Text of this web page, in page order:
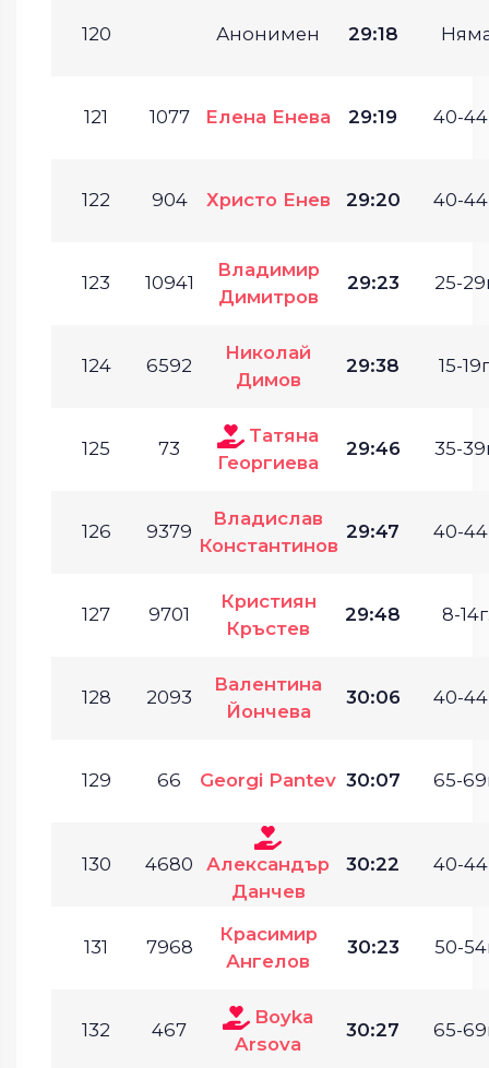
120 Анонимен 29:18
121 1077 Елена Енева 29:19 40-
122 904 Христо Енев 29:20 40-
123 10941
Владимир
Димитров
29:23 25-
124 6592
Николай
Димов
29:38 15-
125 73
Татяна
Георгиева
29:46 35-
126 9379
Владислав
Константинов
29:47 40-
127 9701
Кристиян
Кръстев
29:48 8-
128 2093
Валентина
Йончева
30:06 40-
129 66 Georgi Pantev 30:07 65-
130 4680
Александър
Данчев
30:22 40-
131 7968
Красимир
Ангелов
30:23 50-
132 467
Boyka
Arsova
30:27 65-